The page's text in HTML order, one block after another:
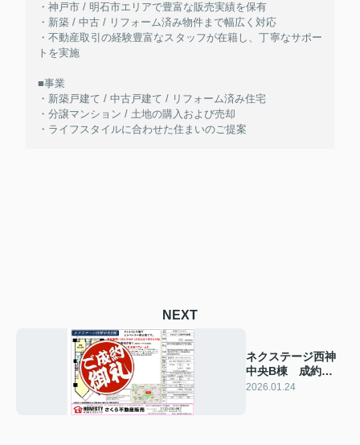
・神戸市 / 明石市エリアで豊富な販売実績を保有
・新築 / 中古 / リフォーム済み物件まで幅広く対応
・不動産取引の経験豊富なスタッフが在籍し、丁寧なサポー
トを実施
■事業
・新築戸建て / 中古戸建て / リフォーム済み住宅
・分譲マンション / 土地の購入および売却
・ライフスタイルに合わせた住まいのご提案
NEXT
ネクステージ西神
中央B棟 成約致
しました！ 2026
2026.01.24